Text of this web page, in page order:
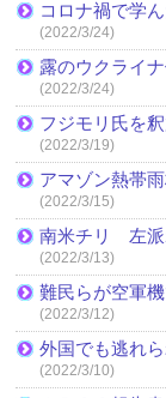
コロナ禍で学
(2022/3/24)
露のウクライ
(2022/3/24)
フジモリ氏を
(2022/3/19)
アマゾン熱帯
(2022/3/15)
南米チリ 左派
(2022/3/13)
難民らが空軍
(2022/3/12)
外国でも逃れ
(2022/3/10)